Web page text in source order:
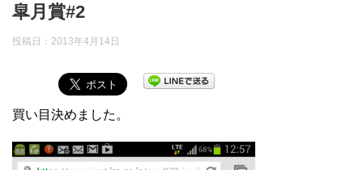
皐月賞#2
投稿日： 2013年4月14日
買い目決めました。